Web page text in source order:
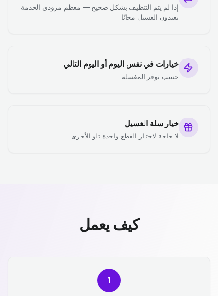
إذا لم يتم التنظيف بشكل صحيح — معظم مزودي الخدمة
يعيدون الغسيل مجانًا
خيارات في نفس اليوم أو اليوم التالي
حسب توفر المغسلة
خيار سلة الغسيل
لا حاجة لاختيار القطع واحدة تلو الأخرى
كيف يعمل
1